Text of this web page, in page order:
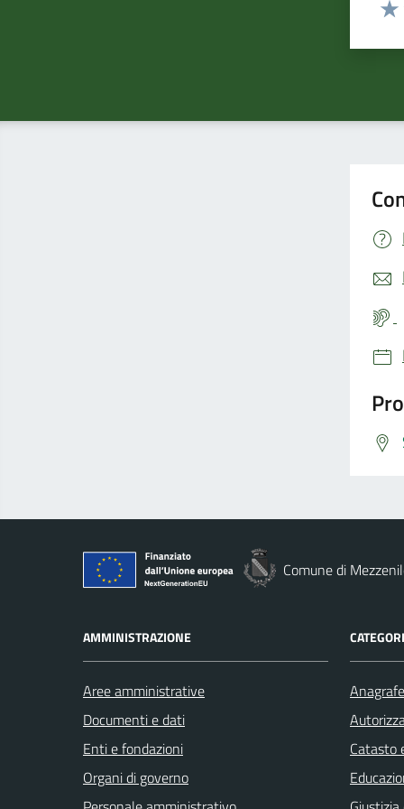
Comune di
AMMINISTRAZIONE
Aree amministrative
Documenti e dati
Enti e fondazioni
Organi di governo
Catasto